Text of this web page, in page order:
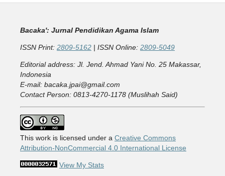
Bacaka': Jurnal Pendidikan Agama Islam
ISSN Print: 2809-5162| ISSN Online: 2809-5049
Editorial address: Jl. Jend. Ahmad Yani No. 25 Makassar,
Indonesia
E-mail: bacaka.jpai@gmail.com
Contact Person: 0813-4270-1178 (Muslihah Said)
This work is licensed under a Creative Commons
Attribution-NonCommercial 4.0 International License
View My Stats